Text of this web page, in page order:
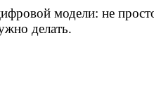
модели: не
делать.